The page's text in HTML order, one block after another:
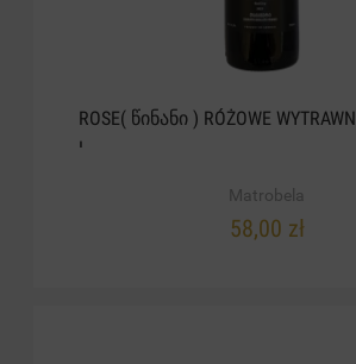
ROSE( ᲬᲘᲜᲐᲜᲘ ) RÓŻOWE
L
Matrobela
58,00 zł